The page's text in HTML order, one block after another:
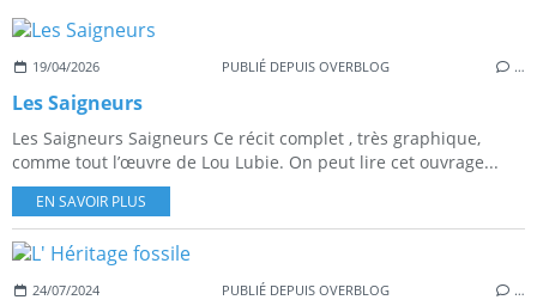
19/04/2026 PUBLIÉ DEPUIS OVERBLOG …
Les Saigneurs
Les Saigneurs Saigneurs Ce récit complet , très graphique,
comme tout l’œuvre de Lou Lubie. On peut lire cet ouvrage...
EN SAVOIR PLUS
24/07/2024 PUBLIÉ DEPUIS OVERBLOG …